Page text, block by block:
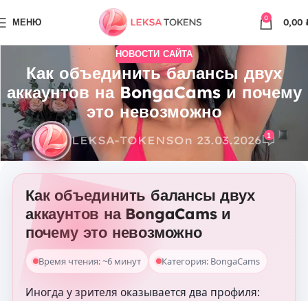
МЕНЮ 0 0,00
НОВОСТИ САЙТА
Как объединить балансы двух
аккаунтов на BongaCams и почему
это невозможно
LEKSA-TOKENSOn 23.03.2026 1
Как объединить балансы двух
аккаунтов на BongaCams и
почему это невозможно
Время чтения: ~6 минут Категория: BongaCams
Иногда у зрителя оказывается два профиля: